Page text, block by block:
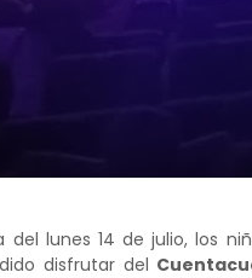
del lunes 14 de julio, los
disfrutar del